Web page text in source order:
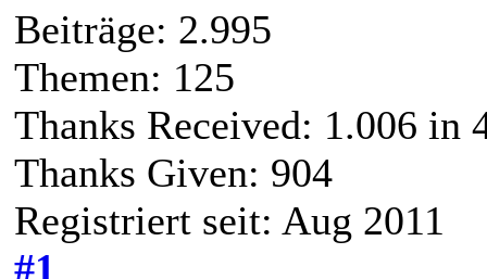
Beiträge: 2.995
Themen: 125
Thanks Received: 1.006 in
Thanks Given: 904
Registriert seit: Aug 2011
#1